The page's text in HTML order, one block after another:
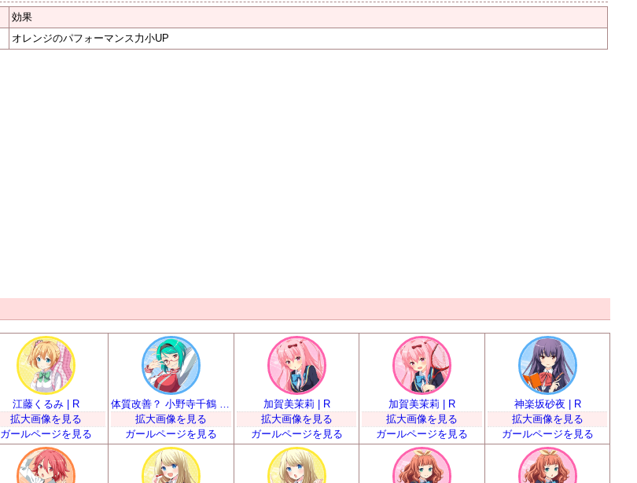
効果
オレンジのパフォーマンス力小UP
江藤くるみ | R
拡大画像を見る
ガールページを見る
体質改善？ 小野寺千鶴 | R
拡大画像を見る
ガールページを見る
加賀美茉莉 | R
拡大画像を見る
ガールページを見る
加賀美茉莉 | R
拡大画像を見る
ガールページを見る
神楽坂砂夜 | R
拡大画像を見る
ガールページを見る